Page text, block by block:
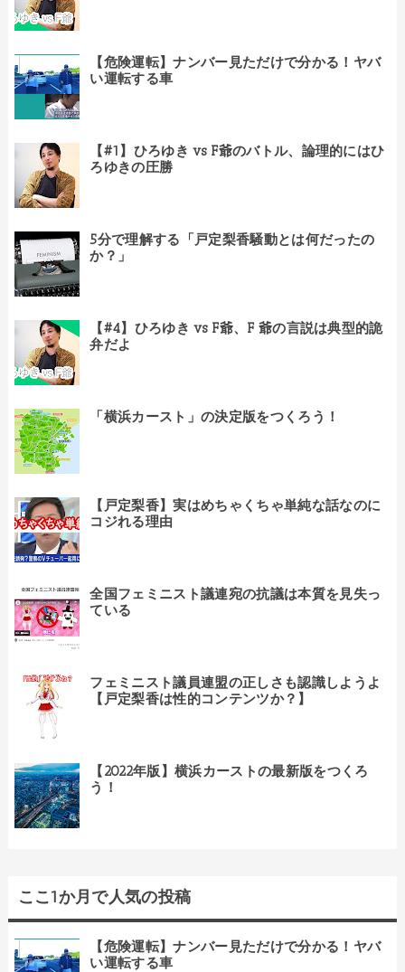
【危険運転】ナンバー見ただけで分かる！ヤバ
い運転する車
【#1】ひろゆき vs F爺のバトル、論理的にはひ
ろゆきの圧勝
5分で理解する「戸定梨香騒動とは何だったの
か？」
【#4】ひろゆき vs F爺、F 爺の言説は典型的詭
弁だよ
「横浜カースト」の決定版をつくろう！
【戸定梨香】実はめちゃくちゃ単純な話なのに
コジれる理由
全国フェミニスト議連宛の抗議は本質を見失っ
ている
フェミニスト議員連盟の正しさも認識しようよ
【戸定梨香は性的コンテンツか？】
【2022年版】横浜カーストの最新版をつくろ
う！
ここ1か月で人気の投稿
【危険運転】ナンバー見ただけで分かる！ヤバ
い運転する車